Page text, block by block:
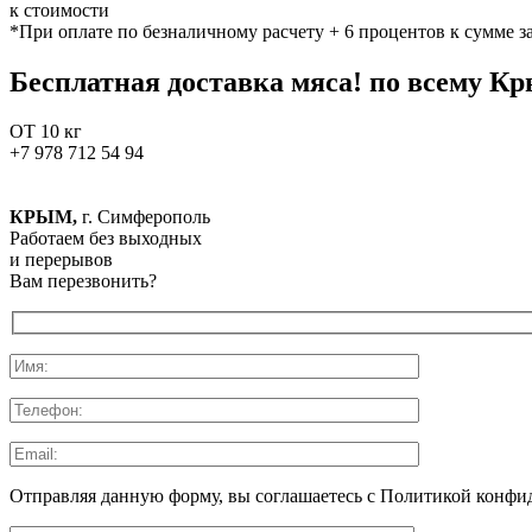
к стоимости
*При оплате по безналичному расчету + 6 процентов к сумме
Бесплатная доставка мяса! по всему
ОТ 10 кг
+7 978 712 54 94
КРЫМ, г. Симферополь
Работаем без выходных
и перерывов
Вам перезвонить?
Отправляя данную форму, вы соглашаетесь c Политикой